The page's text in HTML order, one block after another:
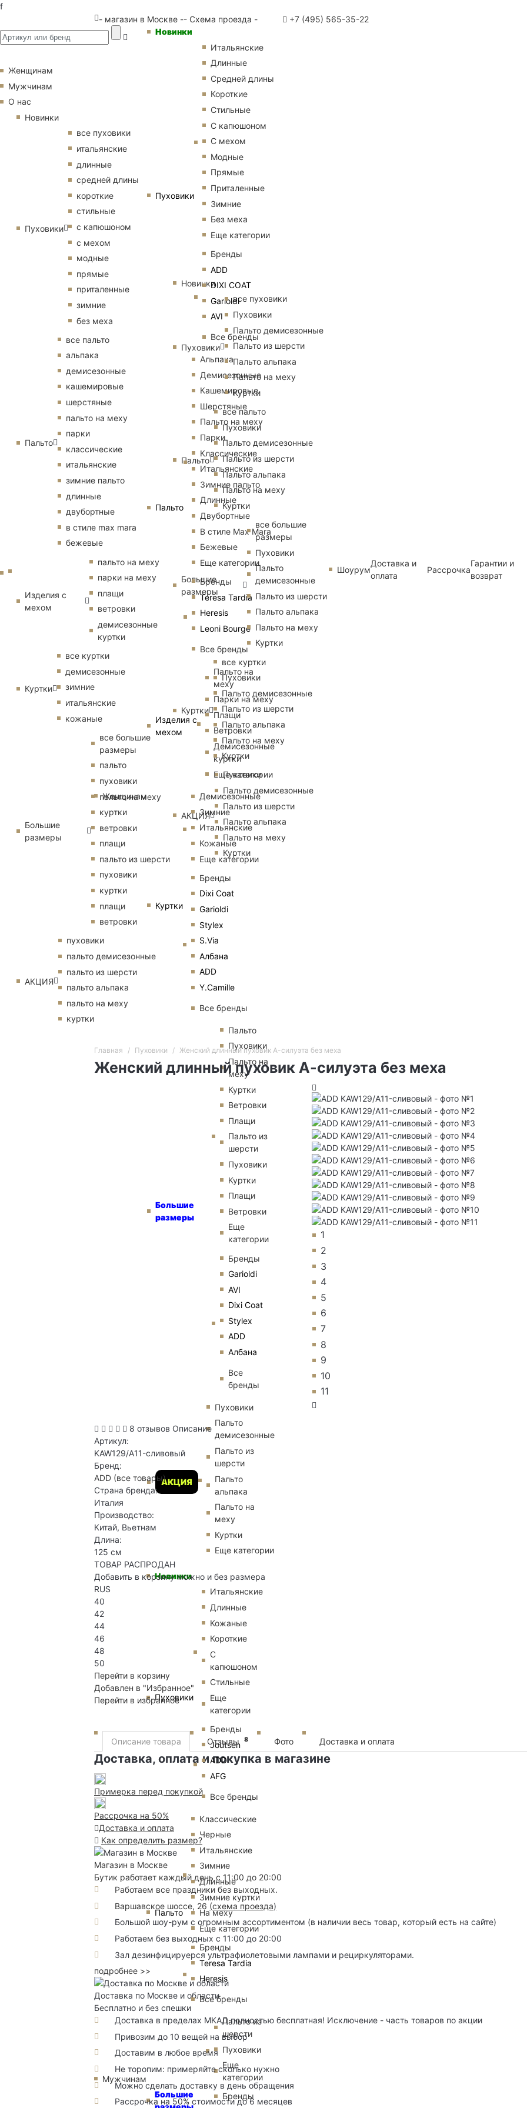
f
- магазин в Москве -- Схема проезда - +7 (495) 565-35-22
Женщинам
Новинки
Пуховики
Итальянские
Длинные
Средней длины
Короткие
Стильные
С капюшоном
С мехом
Модные
Прямые
Приталенные
Зимние
Без меха
Еще категории
Бренды
ADD
DIXI COAT
Garioldi
AVI
Все бренды
Пальто
Альпака
Демисезонные
Кашемировые
Шерстяные
Пальто на меху
Парки
Классические
Итальянские
Зимние пальто
Длинные
Двубортные
В стиле Max Mara
Бежевые
Еще категории
Бренды
Teresa Tardia
Heresis
Leoni Bourge
Все бренды
Изделия с
мехом
Пальто на
меху
Парки на меху
Плащи
Ветровки
Демисезонные
куртки
Еще категории
Куртки
Демисезонные
Зимние
Итальянские
Кожаные
Еще категории
Бренды
Dixi Coat
Garioldi
Stylex
S.Via
Албана
ADD
Y.Camille
Все бренды
Большие
размеры
Пальто
Пуховики
Пальто на
меху
Куртки
Ветровки
Плащи
Пальто из
шерсти
Пуховики
Куртки
Плащи
Ветровки
Еще
категории
Бренды
Garioldi
AVI
Dixi Coat
Stylex
ADD
Албана
Все
бренды
АКЦИЯ
Пуховики
Пальто
демисезонные
Пальто из
шерсти
Пальто
альпака
Пальто на
меху
Куртки
Еще категории
Мужчинам
Новинки
Пуховики
Итальянские
Длинные
Кожаные
Короткие
С
капюшоном
Стильные
Еще
категории
Бренды
Joutsen
ADD
AFG
Все бренды
Пальто
Классические
Черные
Итальянские
Зимние
Длинные
Зимние куртки
На меху
Еще категории
Бренды
Teresa Tardia
Heresis
Все бренды
Большие
Пальто из
шерсти
Пуховики
Еще
категории
Бренды
Женщинам
Мужчинам
О нас
Новинки
Пуховики
все пуховики
итальянские
длинные
средней длины
короткие
стильные
с капюшоном
с мехом
модные
прямые
приталенные
зимние
без меха
Пальто
все пальто
альпака
демисезонные
кашемировые
шерстяные
пальто на меху
парки
классические
итальянские
зимние пальто
длинные
двубортные
в стиле max mara
бежевые
Изделия с
мехом
пальто на меху
парки на меху
плащи
ветровки
демисезонные
куртки
Куртки
все куртки
демисезонные
зимние
итальянские
кожаные
Большие
размеры
все большие
размеры
пальто
пуховики
пальто на меху
куртки
ветровки
плащи
пальто из шерсти
пуховики
куртки
плащи
ветровки
АКЦИЯ
пуховики
пальто демисезонные
пальто из шерсти
пальто альпака
пальто на меху
куртки
Новинки
Пуховики
все пуховики
Пуховики
Пальто демисезонные
Пальто из шерсти
Пальто альпака
Пальто на меху
Куртки
Пальто
все пальто
Пуховики
Пальто демисезонные
Пальто из шерсти
Пальто альпака
Пальто на меху
Куртки
Большие
размеры
все большие
размеры
Пуховики
Пальто
демисезонные
Пальто из шерсти
Пальто альпака
Пальто на меху
Куртки
Куртки
все куртки
Пуховики
Пальто демисезонные
Пальто из шерсти
Пальто альпака
Пальто на меху
Куртки
АКЦИЯ
Пуховики
Пальто демисезонные
Пальто из шерсти
Пальто альпака
Пальто на меху
Куртки
Шоурум
Доставка и
оплата
Рассрочка
Гарантии и
возврат
Главная Пуховики Женский длинный пуховик А-силуэта без меха
Женский длинный пуховик А-силуэта без меха
1
2
3
4
5
6
7
8
9
10
11
8 отзывов Описание
Артикул:
KAW129/A11-сливовый
Бренд:
ADD (все товары)
Страна бренда:
Италия
Производство:
Китай, Вьетнам
Длина:
125 см
ТОВАР РАСПРОДАН
Добавить в корзину можно и без размера
RUS
40
42
44
46
48
50
Перейти в корзину
Добавлен в "Избранное"
Перейти в избранное
Описание товара Отзывы 8 Фото Доставка и оплата
Доставка, оплата и покупка в магазине
Примерка перед покупкой
Рассрочка на 50%
Доставка и оплата
Как определить размер?
Магазин в Москве
Бутик работает каждый день с 11:00 до 20:00
Работаем все праздники без выходных.
Варшавское шоссе, 26 (схема проезда)
Большой шоу-рум с огромным ассортиментом (в наличии весь товар, который есть на сайте)
Работаем без выходных с 11:00 до 20:00
Зал дезинфицируерся ультрафиолетовыми лампами и рециркуляторами.
подробнее >>
Доставка по Москве и области
Бесплатно и без спешки
Доставка в пределах МКАД полностью бесплатная! Исключение - часть товаров по акции
Привозим до 10 вещей на выбор
Доставим в любое время
Не торопим: примеряйте сколько нужно
Можно сделать доставку в день обращения
Рассрочка на 50% стоимости до 6 месяцев